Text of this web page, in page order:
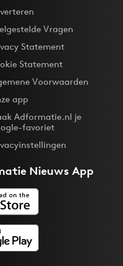
Vragen
Statement
Statement
Voorwaarden
app
Adformatie.nl je
favoriet
Nieuws App